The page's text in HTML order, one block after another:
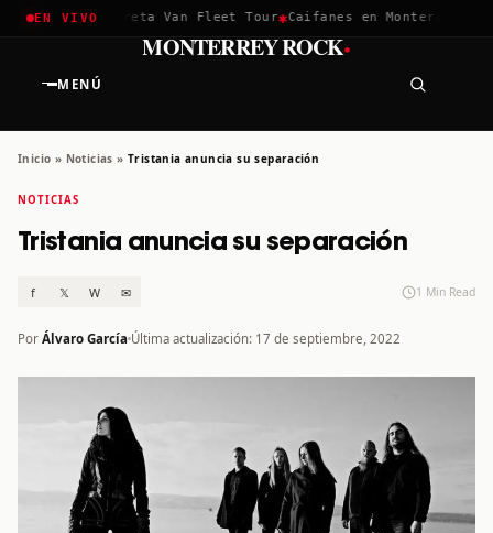
EN VIVO
2026✱Greta Van Fleet Tour✱Caifanes en Monterrey · 12
MENÚ
MONTERREY ROCK·
Inicio » Noticias » Tristania anuncia su separación
NOTICIAS
Tristania anuncia su separación
f 𝕏 W ✉ 1 Min Read
Por Álvaro García Última actualización: 17 de septiembre, 2022